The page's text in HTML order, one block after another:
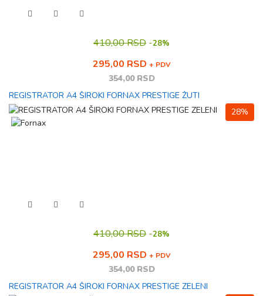
410,00 RSD -28%
295,00 RSD + PDV
354,00 RSD
REGISTRATOR A4 ŠIROKI FORNAX PRESTIGE ŽUTI
28%
410,00 RSD -28%
295,00 RSD + PDV
354,00 RSD
REGISTRATOR A4 ŠIROKI FORNAX PRESTIGE ZELENI